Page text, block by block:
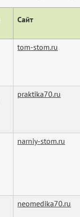
Сайт
tom-stom.ru
praktika70.ru
narniy-stom.ru
neomedika70.ru